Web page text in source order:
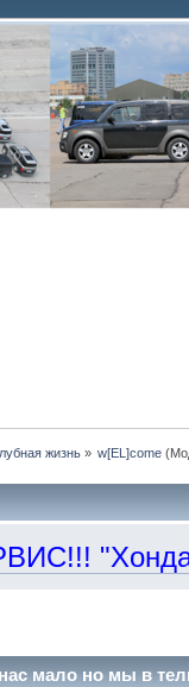
жизнь » w[EL]come
"Хонда -
мало но мы в